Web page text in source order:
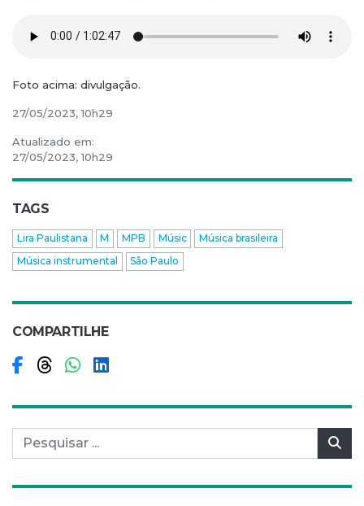
Foto acima: divulgação.
27/05/2023, 10h29
Atualizado em:
27/05/2023, 10h29
TAGS
Lira Paulistana M MPB Músic
Música brasileira
Música instrumental
São Paulo
COMPARTILHE
Compartilhar no Facebook
Compartilhar no Threads
Compartilhar no WhatsApp
Compartilhar no LinkedIn
Pesquisar por: